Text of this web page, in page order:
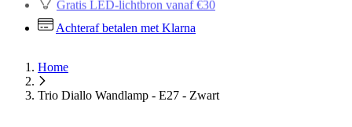
Gratis LED-lichtbron vanaf €30
Achteraf betalen met Klarna
Home
Trio Diallo Wandlamp - E27 - Zwart